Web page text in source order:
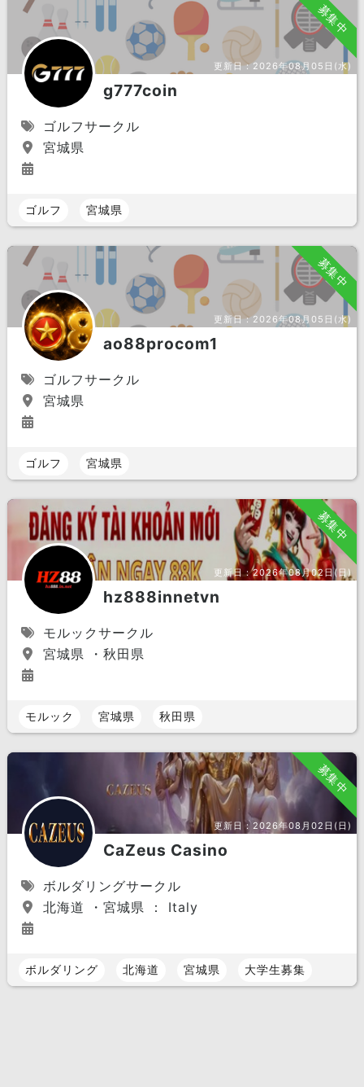
募集中
更新日：2026年08月05日(水)
g777coin
ゴルフサークル
宮城県
ゴルフ 宮城県
募集中
更新日：2026年08月05日(水)
ao88procom1
ゴルフサークル
宮城県
ゴルフ 宮城県
募集中
更新日：2026年08月02日(日)
hz888innetvn
モルックサークル
宮城県 ・秋田県
モルック 宮城県 秋田県
募集中
更新日： 2026年08月02日(日)
CaZeus Casino
ボルダリングサークル
北海道 ・宮城県 ： Italy
ボルダリング 北海道 宮城県 大学生募集